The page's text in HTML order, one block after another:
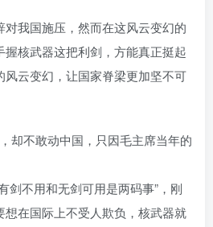
我国施压，然而在这风云变幻的
握核武器这把利剑，方能真正挺起
风云变幻，让国家脊梁更加坚不可
剑不用和无剑可用是两码事”，刚
想在国际上不受人欺负，核武器就